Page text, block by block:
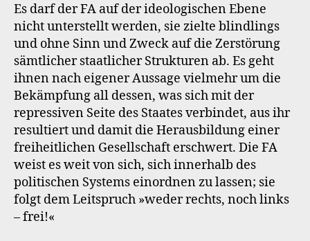
Es darf der FA auf der ideologischen Ebene
nicht unterstellt werden, sie zielte blindlings
und ohne Sinn und Zweck auf die Zerstörung
sämtlicher staatlicher Strukturen ab. Es geht
ihnen nach eigener Aussage vielmehr um die
Bekämpfung all dessen, was sich mit der
repressiven Seite des Staates verbindet, aus ihr
resultiert und damit die Herausbildung einer
freiheitlichen Gesellschaft erschwert. Die FA
weist es weit von sich, sich innerhalb des
politischen Systems einordnen zu lassen; sie
folgt dem Leitspruch »weder rechts, noch links
– frei!«